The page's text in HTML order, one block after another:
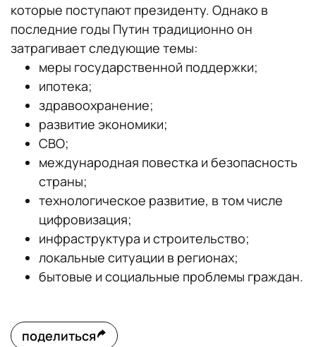
которые поступают президенту. Однако в
последние годы Путин традиционно он
затрагивает следующие темы:
меры государственной поддержки;
ипотека;
здравоохранение;
развитие экономики;
СВО;
международная повестка и безопасность
страны;
технологическое развитие, в том числе
цифровизация;
инфраструктура и строительство;
локальные ситуации в регионах;
бытовые и социальные проблемы граждан.
поделиться